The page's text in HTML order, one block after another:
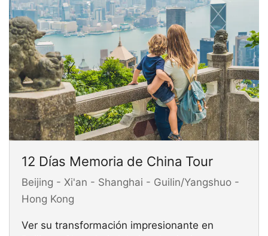
12 Días Memoria de China Tour
Beijing - Xi'an - Shanghai - Guilin/Yangshuo -
Hong Kong
Ver su transformación impresionante en